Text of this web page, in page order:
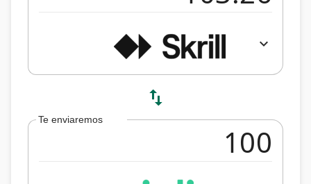
expand_more
swap_vert
Te enviaremos